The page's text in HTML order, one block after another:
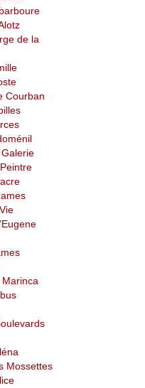
de la
Courban
Mossettes